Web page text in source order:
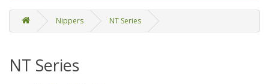
Nippers NT Series
NT Series